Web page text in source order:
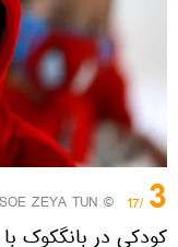
3
/17
©
ZEYA TUN